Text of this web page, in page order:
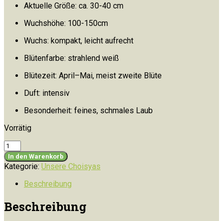
Aktuelle Größe: ca. 30-40 cm
Wuchshöhe: 100-150cm
Wuchs: kompakt, leicht aufrecht
Blütenfarbe: strahlend weiß
Blütezeit: April–Mai, meist zweite Blüte
Duft: intensiv
Besonderheit: feines, schmales Laub
Vorrätig
Choisya
ternata
‘White
Dazzler’
(Mexikanische
Menge
In den Warenkorb
Kategorie: Unsere Choisyas
Beschreibung
Beschreibung